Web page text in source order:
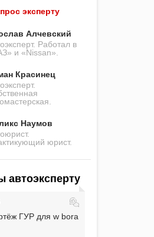
эксперту
Алчевский
Работал в
и «Nissan».
Красинец
Наумов
юрист.
автоэксперту
ГУР для w bora